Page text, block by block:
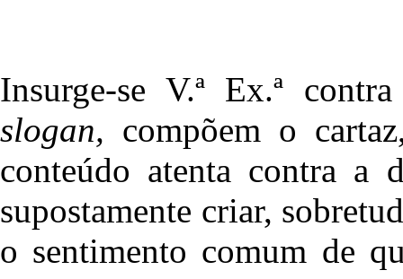
Insurge-se V.ª Ex.ª
slogan, compõem o
conteúdo atenta contra a
supostamente criar,
o sentimento comum de